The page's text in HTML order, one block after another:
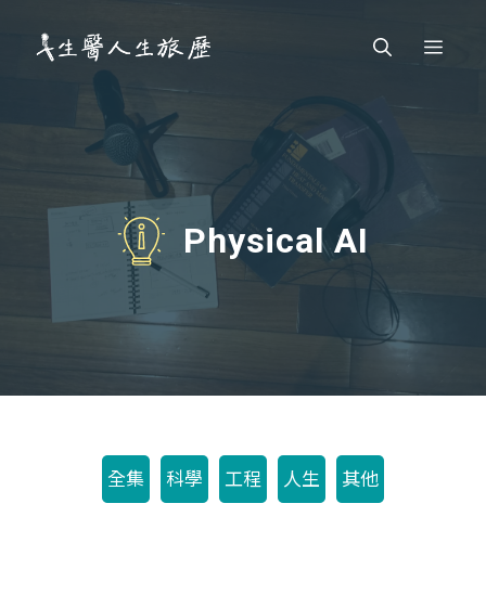
Menu
Physical AI
全集 科學 工程 人生 其他